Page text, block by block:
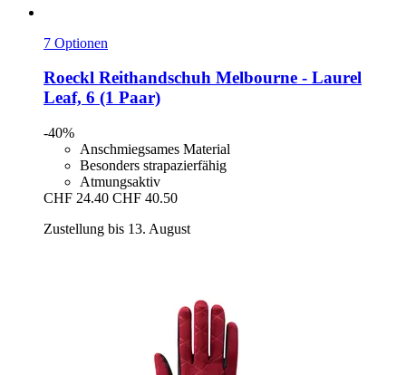
7 Optionen
Roeckl Reithandschuh Melbourne -​ Laurel
Leaf, 6 (1 Paar)
-40%
Anschmiegsames Material
Besonders strapazierfähig
Atmungsaktiv
CHF 24.40 CHF 40.50
Zustellung bis 13. August